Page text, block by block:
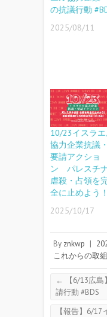
の抗議行動
2025/08/11
10/23イスラ
協力企業抗議・
要請アクショ
ン パレスチ
虐殺・占領を
全に止めよう！
2025/10/17
By znkwp |
これからの取
←
【6/13広
請行動 #BDS
【報告】6/